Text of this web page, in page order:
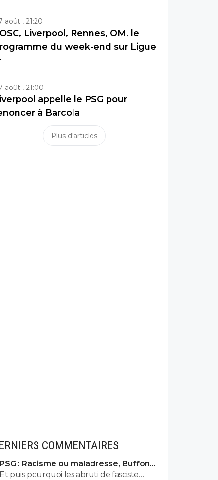
août , 21:20
Liverpool, Rennes, OM, le
du week-end sur Ligue
août , 21:00
appelle le PSG pour
à Barcola
Plus d'articles
COMMENTAIRES
PSG : Racisme ou maladresse, Buffon
écarte Suzuki
Et puis pourquoi les abruti de fasciste